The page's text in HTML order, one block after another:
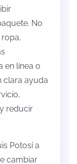
No
en línea o
clara ayuda
reducir
Potosí a
cambiar